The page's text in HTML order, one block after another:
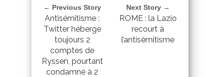
← Previous Story
Antisémitisme :
Twitter héberge
toujours 2
comptes de
Ryssen, pourtant
condamné à 2
Next Story →
ROME : la Lazio
recourt à
l’antisémitisme